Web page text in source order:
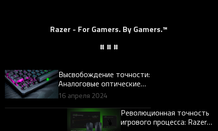
Razer - For Gamers. By Gamers.™
# # #
Высвобождение точности:
Аналоговые оптические
переключатели Razer 2-го
поколения
16 апреля 2024
Революционная точность
игрового процесса: Razer